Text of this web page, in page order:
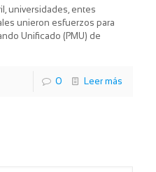
universidades, entes
unieron esfuerzos para
Unificado (PMU) de
0 Leer más